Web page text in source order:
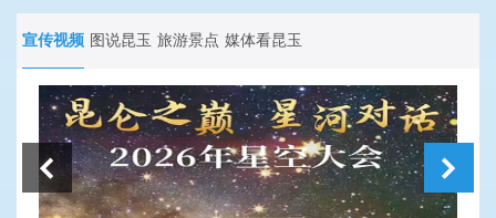
宣传视频 图说昆玉 旅游景点 媒体看昆玉